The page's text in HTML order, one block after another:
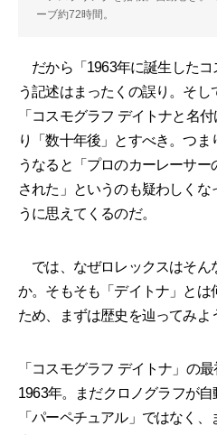
ーブ約72時間。
だから「1963年に誕生したコ
う記述はまったくの誤り。そ
「コスモグラフ デイトナと名
り「数十年後」とすべき。つ
うなると「プロのカーレーサ
された」というのも疑わしくな
うに思えてくるのだ。
では、なぜロレックスはそん
か。そもそも「デイトナ」とは
ため、まずは歴史を辿ってみよ
「コスモグラフ デイトナ」の
1963年。まだクロノグラフが
「パーペチュアル」ではなく